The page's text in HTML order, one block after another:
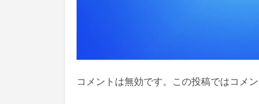
コメントは無効です。この投稿ではコメ